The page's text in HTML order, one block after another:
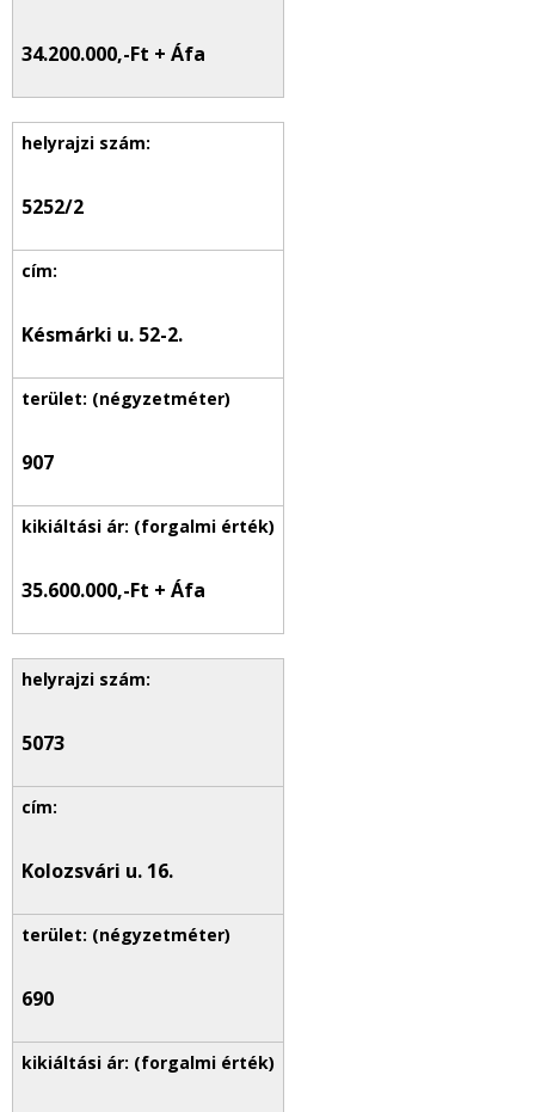
34.200.000,-Ft + Áfa
5252/2
Késmárki u. 52-2.
907
35.600.000,-Ft + Áfa
5073
Kolozsvári u. 16.
690